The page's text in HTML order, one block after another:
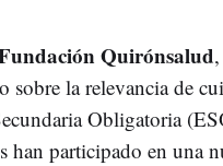
Quirónsalud
sobre la relevancia de
Obligatoria
participado en una